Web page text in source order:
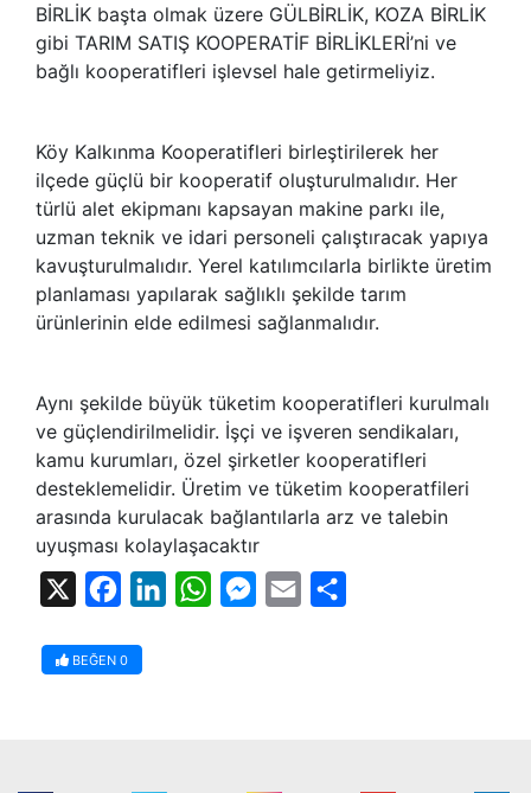
BİRLİK başta olmak üzere GÜLBİRLİK, KOZA BİRLİK
gibi TARIM SATIŞ KOOPERATİF BİRLİKLERİ’ni ve
bağlı kooperatifleri işlevsel hale getirmeliyiz.
Köy Kalkınma Kooperatifleri birleştirilerek her
ilçede güçlü bir kooperatif oluşturulmalıdır. Her
türlü alet ekipmanı kapsayan makine parkı ile,
uzman teknik ve idari personeli çalıştıracak yapıya
kavuşturulmalıdır. Yerel katılımcılarla birlikte üretim
planlaması yapılarak sağlıklı şekilde tarım
ürünlerinin elde edilmesi sağlanmalıdır.
Aynı şekilde büyük tüketim kooperatifleri kurulmalı
ve güçlendirilmelidir. İşçi ve işveren sendikaları,
kamu kurumları, özel şirketler kooperatifleri
desteklemelidir. Üretim ve tüketim kooperatfileri
arasında kurulacak bağlantılarla arz ve talebin
uyuşması kolaylaşacaktır
FacebookLinkedInWhatsAppMessenger
Email
BEĞEN 0